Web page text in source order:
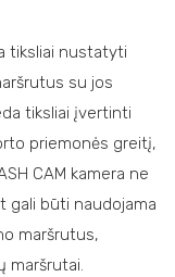
tiksliai nustatyti
su jos
tiksliai įvertinti
priemonės greitį,
CAM kamera ne
gali būti naudojama
maršrutus,
maršrutai.